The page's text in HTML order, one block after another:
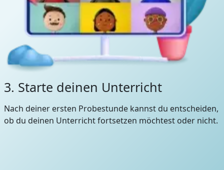
3. Starte deinen Unterricht
Nach deiner ersten Probestunde kannst du entscheiden,
ob du deinen Unterricht fortsetzen möchtest oder nicht.